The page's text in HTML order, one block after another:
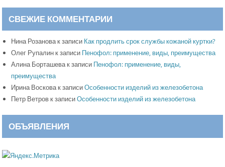
СВЕЖИЕ КОММЕНТАРИИ
Нина Розановак записи Как продлить срок службы кожаной куртки?
Олег Рупалин к записи Пенофол: применение, виды, преимущества
Алина Борташевак записи Пенофол: применение, виды,
преимущества
Ирина Восковак записиОсобенности изделий из железобетона
Петр Ветров к записиОсобенности изделий из железобетона
ОБЪЯВЛЕНИЯ